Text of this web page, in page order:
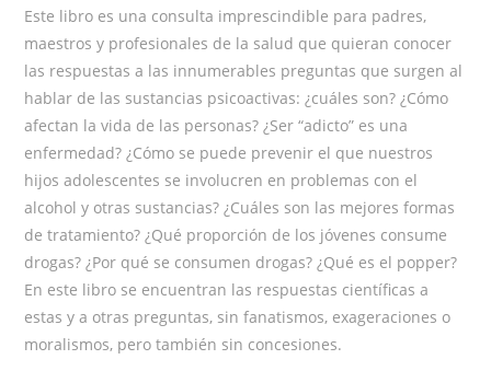
Este libro es una consulta imprescindible para padres,
maestros y profesionales de la salud que quieran conocer
las respuestas a las innumerables preguntas que surgen al
hablar de las sustancias psicoactivas: ¿cuáles son? ¿Cómo
afectan la vida de las personas? ¿Ser “adicto” es una
enfermedad? ¿Cómo se puede prevenir el que nuestros
hijos adolescentes se involucren en problemas con el
alcohol y otras sustancias? ¿Cuáles son las mejores formas
de tratamiento? ¿Qué proporción de los jóvenes consume
drogas? ¿Por qué se consumen drogas? ¿Qué es el popper?
En este libro se encuentran las respuestas científicas a
estas y a otras preguntas, sin fanatismos, exageraciones o
moralismos, pero también sin concesiones.